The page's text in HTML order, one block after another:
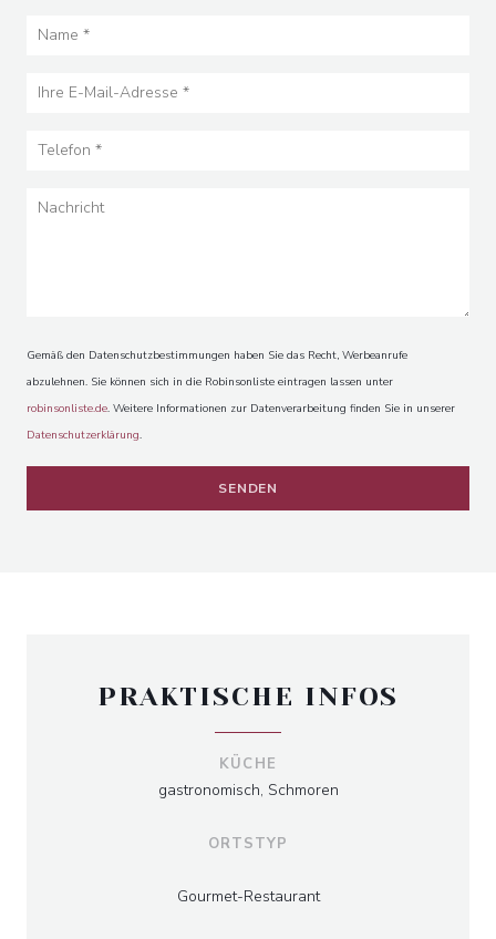
Gemäß den Datenschutzbestimmungen haben Sie das Recht, Werbeanrufe
abzulehnen. Sie können sich in die Robinsonliste eintragen lassen unter
robinsonliste.de. Weitere Informationen zur Datenverarbeitung finden Sie in unserer
Datenschutzerklärung.
PRAKTISCHE INFOS
KÜCHE
gastronomisch, Schmoren
ORTSTYP
Gourmet-Restaurant